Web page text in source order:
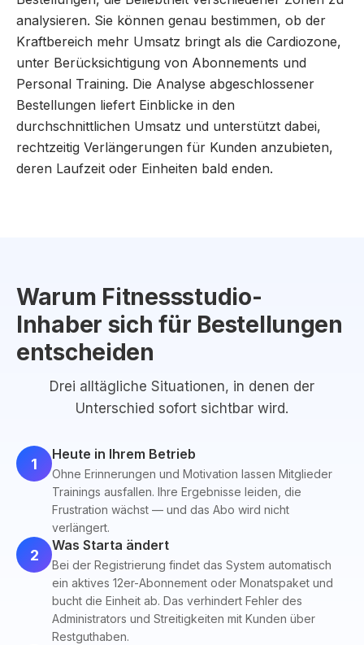
analysieren. Sie können genau bestimmen, ob der
Kraftbereich mehr Umsatz bringt als die Cardiozone,
unter Berücksichtigung von Abonnements und
Personal Training. Die Analyse abgeschlossener
Bestellungen liefert Einblicke in den
durchschnittlichen Umsatz und unterstützt dabei,
rechtzeitig Verlängerungen für Kunden anzubieten,
deren Laufzeit oder Einheiten bald enden.
Warum Fitnessstudio-
Inhaber sich für Bestellungen
entscheiden
Drei alltägliche Situationen, in denen der
Unterschied sofort sichtbar wird.
1
Heute in Ihrem Betrieb
Ohne Erinnerungen und Motivation lassen Mitglieder
Trainings ausfallen. Ihre Ergebnisse leiden, die
Frustration wächst — und das Abo wird nicht
verlängert.
2
Was Starta ändert
Bei der Registrierung findet das System automatisch
ein aktives 12er-Abonnement oder Monatspaket und
bucht die Einheit ab. Das verhindert Fehler des
Administrators und Streitigkeiten mit Kunden über
Restguthaben.